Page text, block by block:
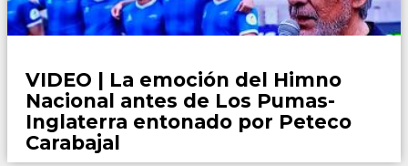
VIDEO | La emoción del Himno
Nacional antes de Los Pumas-
Inglaterra entonado por Peteco
Carabajal